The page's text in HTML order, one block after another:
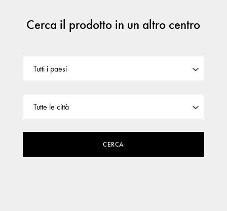
Cerca il prodotto in un altro centro
CERCA